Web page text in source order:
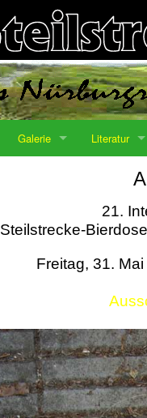
Galerie Literatur
21.
Steilstrecke-
Freitag, 31.